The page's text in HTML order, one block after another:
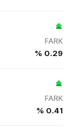
FARK
% 0.29
FARK
% 0.41